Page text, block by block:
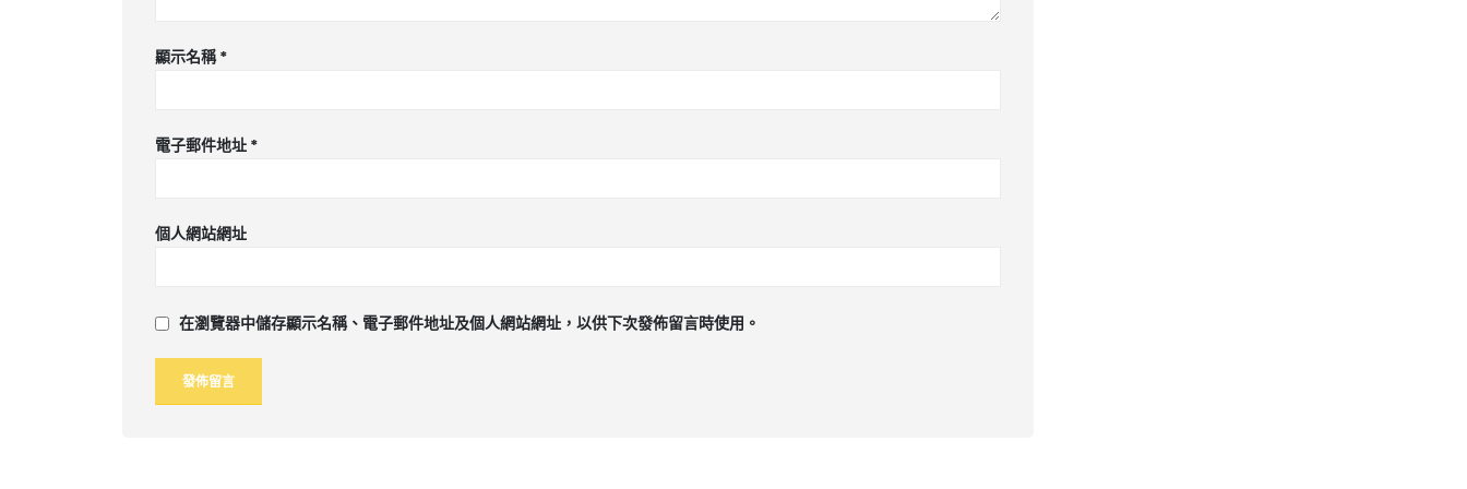
顯示名稱*
電子郵件地址 *
個人網站網址
在瀏覽器中儲存顯示名稱、電子郵件地址及個人網站網址，以供下次發佈留言時使用。